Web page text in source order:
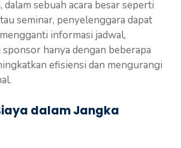
dalam sebuah acara besar seperti
seminar, penyelenggara dapat
informasi jadwal,
sponsor hanya dengan beberapa
efisiensi dan mengurangi
dalam Jangka